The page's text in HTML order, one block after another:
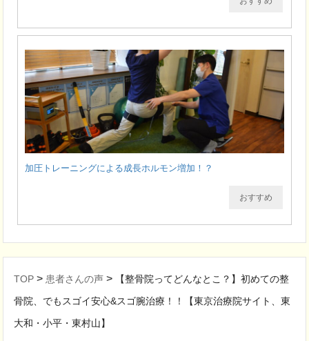
加圧トレーニングによる成長ホルモン増加！？
おすすめ
TOP > 患者さんの声 >
【整骨院ってどんなとこ？】初めての整
骨院、でもスゴイ安心&スゴ腕治療！！【東京治療院サイト、東
大和・小平・東村山】